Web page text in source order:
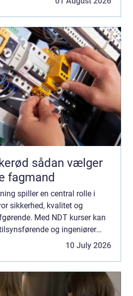
vælger
fagmand
spiller en central rolle i
sikkerhed, kvalitet og
Med NDT kurser kan
og ingeniører
og arbejde mere
10 July 2026